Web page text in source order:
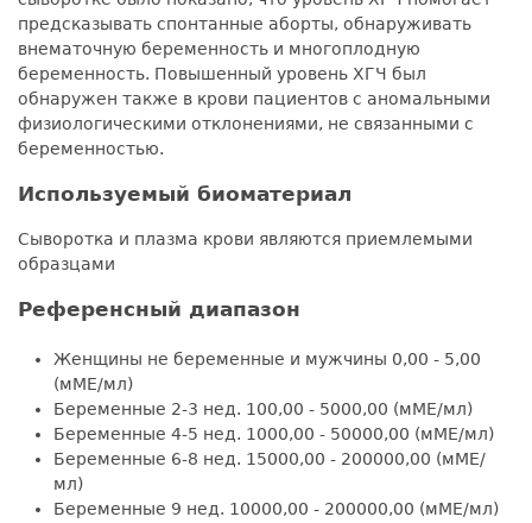
предсказывать спонтанные аборты, обнаруживать
внематочную беременность и многоплодную
беременность. Повышенный уровень ХГЧ был
обнаружен также в крови пациентов с аномальными
физиологическими отклонениями, не связанными с
беременностью.
Используемый биоматериал
Сыворотка и плазма крови являются приемлемыми
образцами
Референсный диапазон
Женщины не беременные и мужчины 0,00 - 5,00
(мМЕ/мл)
Беременные 2-3 нед. 100,00 - 5000,00 (мМЕ/мл)
Беременные 4-5 нед. 1000,00 - 50000,00 (мМЕ/мл)
Беременные 6-8 нед. 15000,00 - 200000,00 (мМЕ/
мл)
Беременные 9 нед. 10000,00 - 200000,00 (мМЕ/мл)